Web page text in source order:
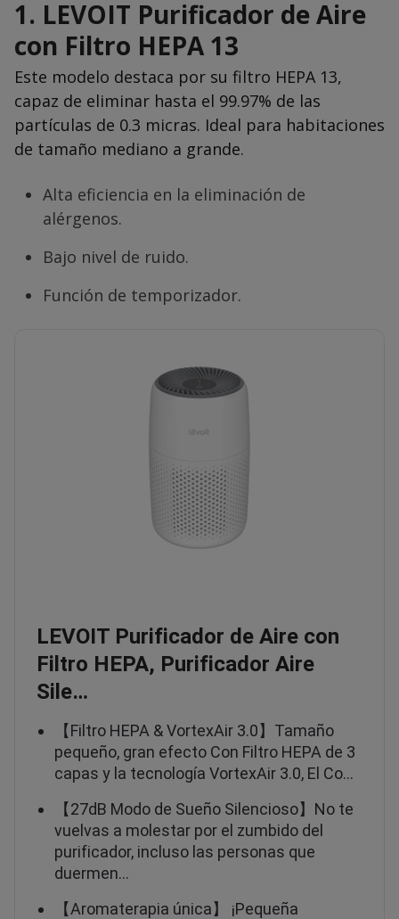
1. LEVOIT Purificador de Aire
con Filtro HEPA 13
Este modelo destaca por su filtro HEPA 13,
capaz de eliminar hasta el 99.97% de las
partículas de 0.3 micras. Ideal para habitaciones
de tamaño mediano a grande.
Alta eficiencia en la eliminación de
alérgenos.
Bajo nivel de ruido.
Función de temporizador.
LEVOIT Purificador de Aire con
Filtro HEPA, Purificador Aire
Sile…
【Filtro HEPA & VortexAir 3.0】Tamaño
pequeño, gran efecto Con Filtro HEPA de 3
capas y la tecnología VortexAir 3.0, El Co…
【27dB Modo de Sueño Silencioso】No te
vuelvas a molestar por el zumbido del
purificador, incluso las personas que
duermen…
【Aromaterapia única】 ¡Pequeña